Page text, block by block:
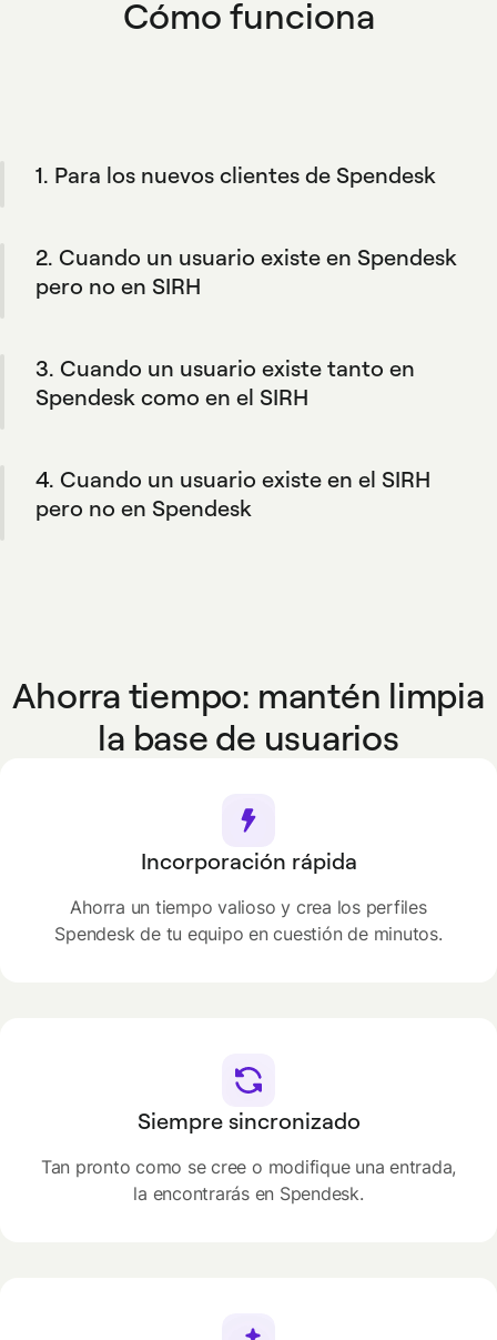
Cómo funciona
1. Para los nuevos clientes de Spendesk
los perfiles de Spendesk de su equipo para
que coincidan con su SIRH y sus reglas
2. Cuando un usuario existe en Spendesk
pero no en SIRH
información, manteniendo la flexibilidad de
añadir miembros manualmente si lo necesitas.
3. Cuando un usuario existe tanto en
Spendesk como en el SIRH
cambios se reflejan en Spendesk.
4. Cuando un usuario existe en el SIRH
pero no en Spendesk
Ahorra tiempo: mantén limpia
la base de usuarios
Incorporación rápida
Ahorra un tiempo valioso y crea los perfiles
Spendesk de tu equipo en cuestión de minutos.
Siempre sincronizado
Tan pronto como se cree o modifique una entrada,
la encontrarás en Spendesk.